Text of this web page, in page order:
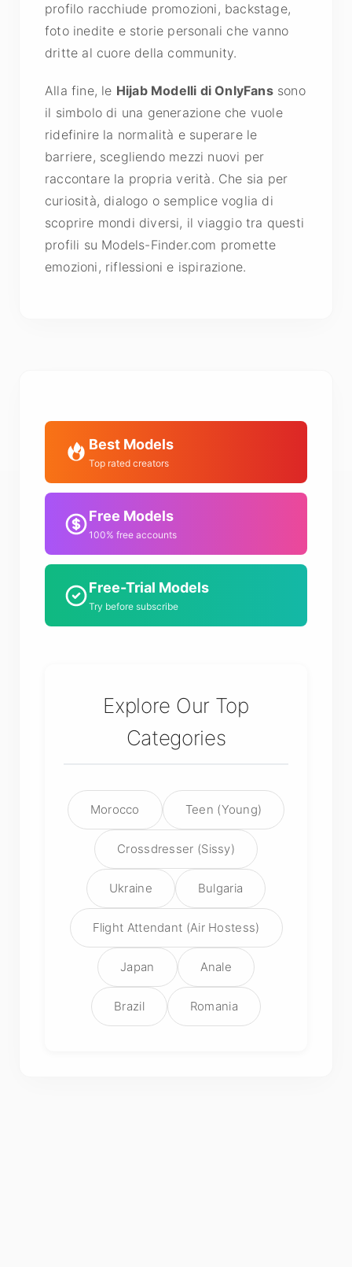
profilo racchiude promozioni, backstage,
foto inedite e storie personali che vanno
dritte al cuore della community.
Alla fine, le Hijab Modelli di OnlyFanssono
il simbolo di una generazione che vuole
ridefinire la normalità e superare le
barriere, scegliendo mezzi nuovi per
raccontare la propria verità. Che sia per
curiosità, dialogo o semplice voglia di
scoprire mondi diversi, il viaggio tra questi
profili su Models-Finder.com promette
emozioni, riflessioni e ispirazione.
Best Models
Top rated creators
Free Models
100% free accounts
Free-Trial Models
Try before subscribe
Explore Our Top
Categories
Morocco Teen (Young)
Crossdresser (Sissy)
Ukraine Bulgaria
Flight Attendant (Air Hostess)
Japan Anale
Brazil Romania